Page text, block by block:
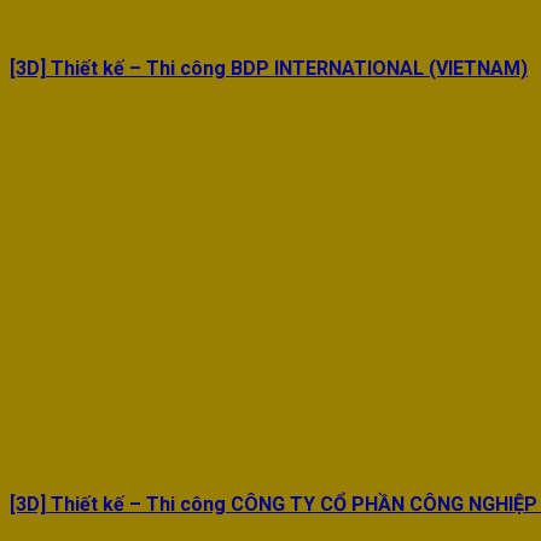
[3D] Thiết kế – Thi công BDP INTERNATIONAL (VIETNAM)
[3D] Thiết kế – Thi công CÔNG TY CỔ PHẦN CÔNG NGHIỆP